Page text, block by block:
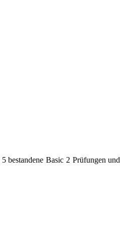
bestandene Basic 2 Prüfungen und